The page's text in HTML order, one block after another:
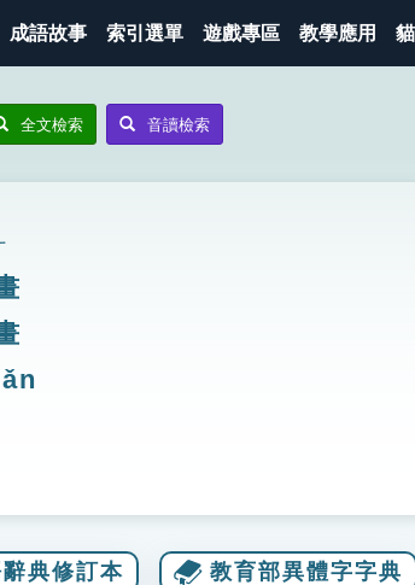
成語故事 索引選單 遊戲專區 教學應用
全文檢索 音讀檢索
典修訂本 教育部異體字字典